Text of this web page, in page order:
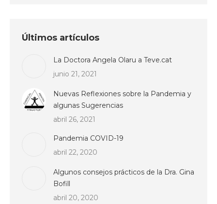
Últimos artículos
La Doctora Angela Olaru a Teve.cat
junio 21, 2021
Nuevas Reflexiones sobre la Pandemia y
algunas Sugerencias
abril 26, 2021
Pandemia COVID-19
abril 22, 2020
Algunos consejos prácticos de la Dra. Gina
Bofill
abril 20, 2020